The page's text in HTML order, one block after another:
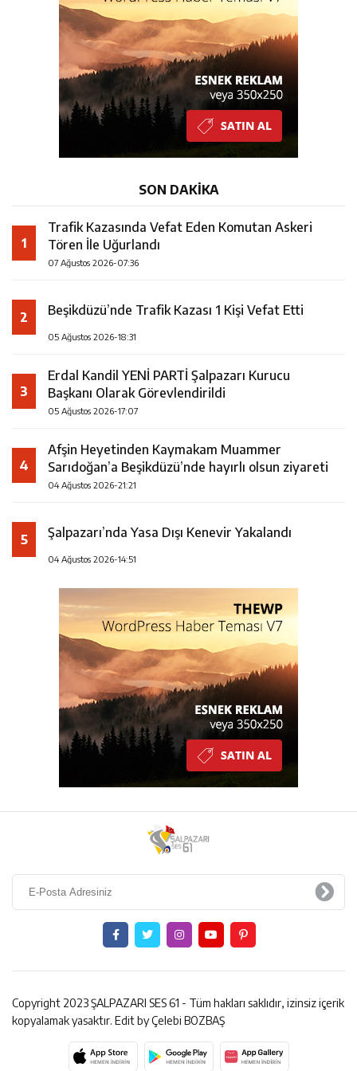
23:28 ÖĞRETMENLER MUTLULUĞA İMZA ATTILAR
Trafik Kazasında Vefat Eden Komutan Askeri Tören İle
Uğurlandı
SON DAKİKA
1
Trafik Kazasında Vefat Eden Komutan Askeri
Tören İle Uğurlandı
07 Ağustos 2026-07:36
2 Beşikdüzü’nde Trafik Kazası 1 Kişi Vefat Etti
05 Ağustos 2026-18:31
3
Erdal Kandil YENİ PARTİ Şalpazarı Kurucu
Başkanı Olarak Görevlendirildi
05 Ağustos 2026-17:07
4
Afşin Heyetinden Kaymakam Muammer
Sarıdoğan’a Beşikdüzü’nde hayırlı olsun ziyareti
04 Ağustos 2026-21:21
5 Şalpazarı’nda Yasa Dışı Kenevir Yakalandı
04 Ağustos 2026-14:51
Copyright 2023 ŞALPAZARI SES 61 - Tüm hakları saklıdır, izinsiz içerik
kopyalamak yasaktır. Edit by Çelebi BOZBAŞ